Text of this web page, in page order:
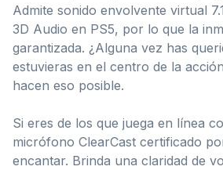
Admite sonido envolvente virtual
3D Audio en PS5, por lo que la
garantizada. ¿Alguna vez has
estuvieras en el centro de la
hacen eso posible.
Si eres de los que juega en línea
micrófono ClearCast certificado
encantar. Brinda una claridad de